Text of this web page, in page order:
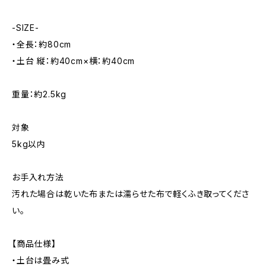
-SIZE-
・全長：約80cm
・土台 縦：約40cm×横：約40cm
重量：約2.5kg
対象
5kg以内
お手入れ方法
汚れた場合は乾いた布または濡らせた布で軽くふき取ってくださ
い。
【商品仕様】
・土台は畳み式